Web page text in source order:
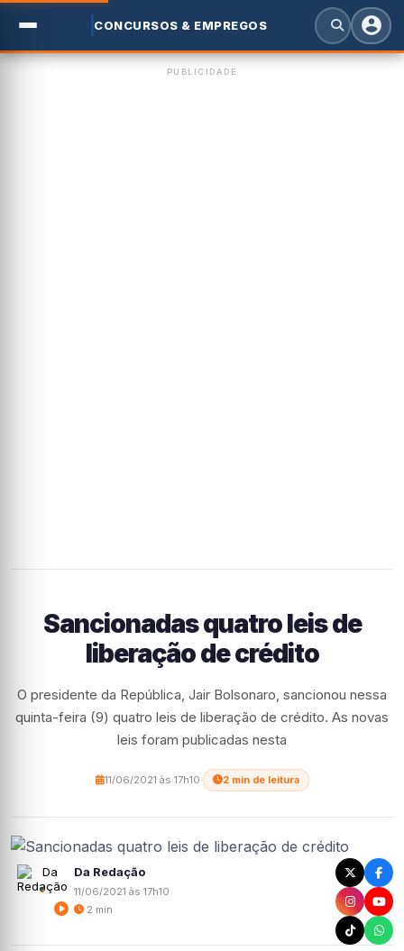
CONCURSOS & EMPREGOS
PUBLICIDADE
Sancionadas quatro leis de
liberação de crédito
O presidente da República, Jair Bolsonaro, sancionou nessa
quinta-feira (9) quatro leis de liberação de crédito. As novas
leis foram publicadas nesta
11/06/2021 às 17h10 2 min de leitura
Da Redação
11/06/2021 às 17h10
2 min